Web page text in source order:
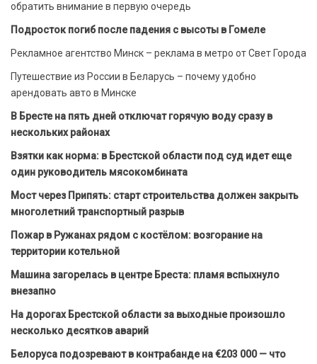
обратить внимание в первую очередь
Подросток погиб после падения с высоты в Гомеле
Рекламное агентство Минск – реклама в метро от Свет Города
Путешествие из России в Беларусь – почему удобно
арендовать авто в Минске
В Бресте на пять дней отключат горячую воду сразу в
нескольких районах
Взятки как норма: в Брестской области под суд идет еще
один руководитель мясокомбината
Мост через Припять: старт строительства должен закрыть
многолетний транспортный разрыв
Пожар в Ружанах рядом с костёлом: возгорание на
территории котельной
Машина загорелась в центре Бреста: пламя вспыхнуло
внезапно
На дорогах Брестской области за выходные произошло
несколько десятков аварий
Белоруса подозревают в контрабанде на €203 000 — что